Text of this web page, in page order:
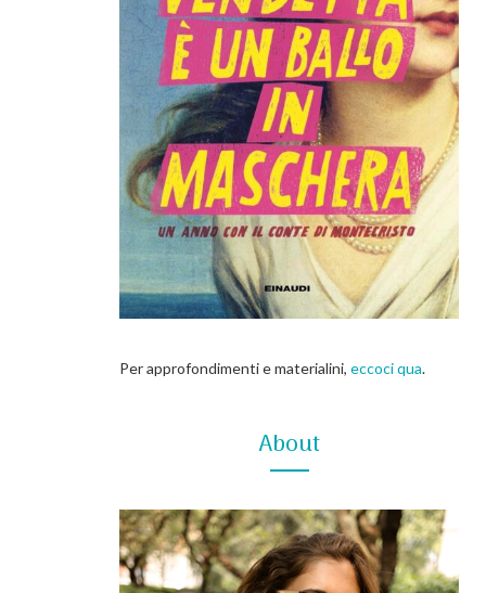
Per approfondimenti e materialini, eccoci qua.
About